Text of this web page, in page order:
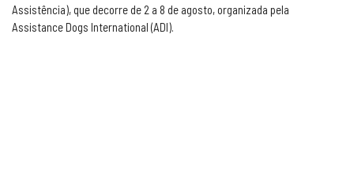
Assistência), que decorre de 2 a 8 de agosto, organizada pela
Assistance Dogs International (ADI).